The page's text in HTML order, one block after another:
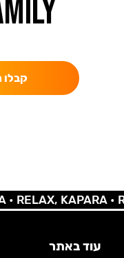
קבלו
KAPARA •
עוד באתר